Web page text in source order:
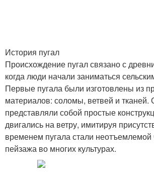
История пугал
Происхождение пугал связано с
когда люди начали заниматься
Первые пугала были изготовлены из
материалов: соломы, ветвей и тканей.
представляли собой простые
двигались на ветру, имитируя
временем пугала стали неотъемлемой
пейзажа во многих культурах.